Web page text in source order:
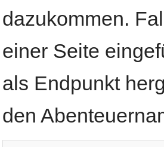
dazukommen.
einer Seite
als Endpunkt
den